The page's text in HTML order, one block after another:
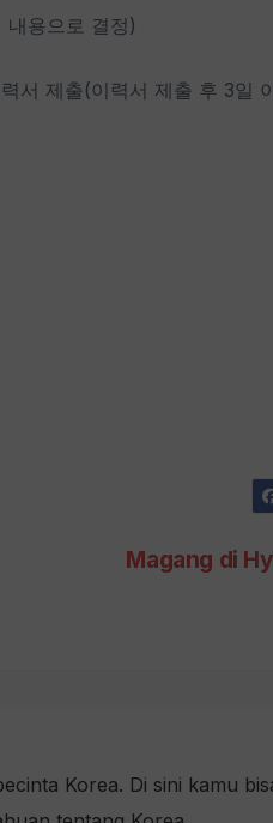
용으로 결정)
서 제출(이력서 제출 후 3일
Magang di
Korea. Di sini kamu